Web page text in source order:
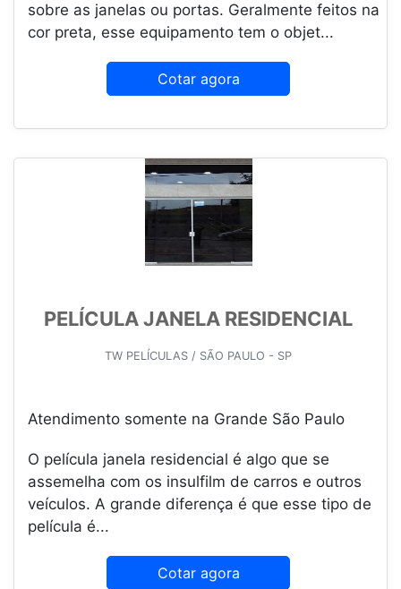
sobre as janelas ou portas. Geralmente feitos na
cor preta, esse equipamento tem o objet...
Cotar agora
PELÍCULA JANELA RESIDENCIAL
TW PELÍCULAS / SÃO PAULO - SP
Atendimento somente na Grande São Paulo
O película janela residencial é algo que se
assemelha com os insulfilm de carros e outros
veículos. A grande diferença é que esse tipo de
película é...
Cotar agora